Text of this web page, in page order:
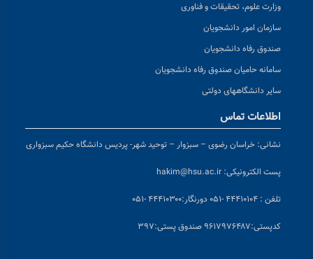
وزارت علوم، تحقیقات و فناوری
سازمان امور دانشجویان
صندوق رفاه دانشجویان
سامانه حامیان صندوق رفاه دانشجویان
سایر دانشگاههای دولتی
اطلاعات تماس
نشانی: خراسان رضوی – سبزوار – توحید شهر- پردیس دانشگاه حکیم سبزواری
پست الکترونیکی: hakim@hsu.ac.ir
تلفن : ۴۴۴۱۰۱۰۴ -۰۵۱ دورنگار:۴۴۴۱۰۳۰۰ -۰۵۱
کدپستی:۹۶۱۷۹۷۶۴۸۷ صندوق پستی:۳۹۷